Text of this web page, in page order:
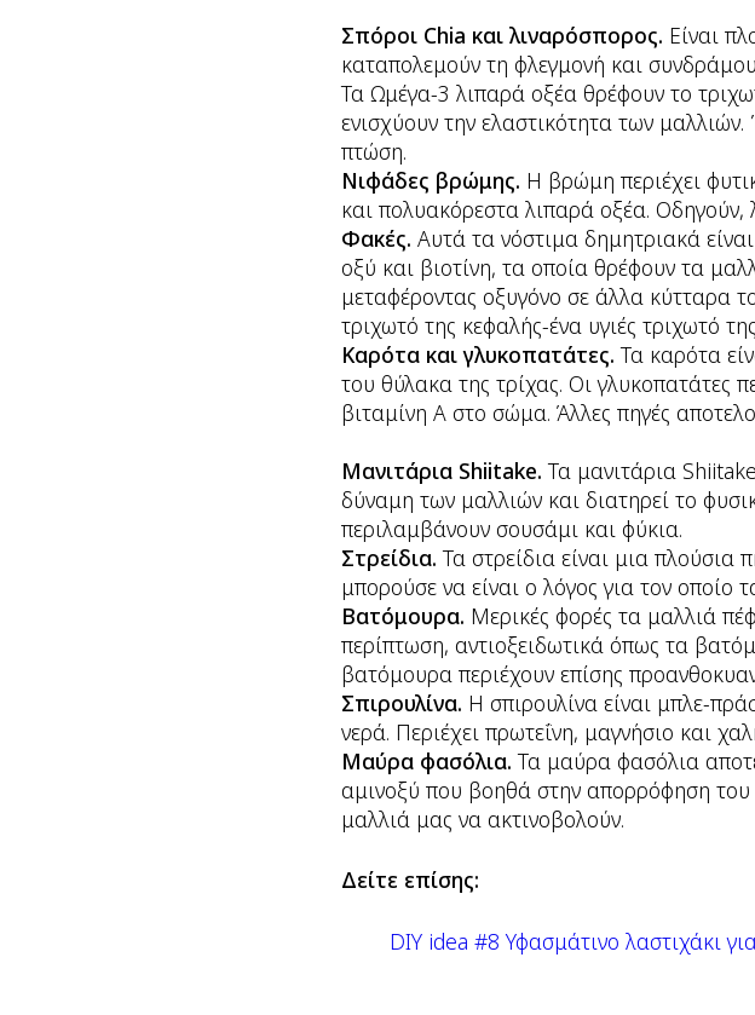
Σπόροι Chia και λιναρόσπορος. Είναι
καταπολεμούν τη φλεγμονή και
Τα Ωμέγα-3 λιπαρά οξέα θρέφουν το
ενισχύουν την ελαστικότητα των
πτώση.
Νιφάδες βρώμης. Η βρώμη περιέχει
και πολυακόρεστα λιπαρά οξέα. Οδηγούν,
Φακές.Αυτά τα νόστιμα δημητριακά
οξύ και βιοτίνη, τα οποία θρέφουν τα
μεταφέροντας οξυγόνο σε άλλα κύτταρα
τριχωτό της κεφαλής-ένα υγιές τριχωτό
Καρότα και γλυκοπατάτες.Τα καρότα
του θύλακα της τρίχας. Οι γλυκοπατάτες
βιταμίνη Α στο σώμα. Άλλες πηγές
Μανιτάρια Shiitake.Τα μανιτάρια
δύναμη των μαλλιών και διατηρεί το
περιλαμβάνουν σουσάμι και φύκια.
Στρείδια.Τα στρείδια είναι μια
μπορούσε να είναι ο λόγος για τον οποίο
Βατόμουρα. Μερικές φορές τα μαλλιά
περίπτωση, αντιοξειδωτικά όπως τα
βατόμουρα περιέχουν επίσης
Σπιρουλίνα. Η σπιρουλίνα είναι μπλε-
νερά. Περιέχει πρωτεΐνη, μαγνήσιο και
Μαύρα φασόλια.Τα μαύρα φασόλια
αμινοξύ που βοηθά στην απορρόφηση
μαλλιά μας να ακτινοβολούν.
Δείτε επίσης:
DIY idea #8 Υφασμάτινο λαστιχάκι